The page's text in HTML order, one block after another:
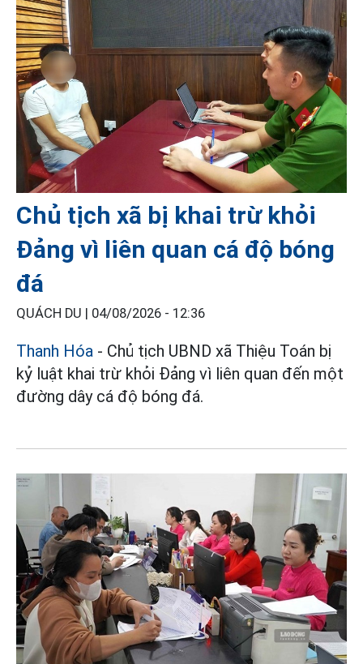
Chủ tịch xã bị khai trừ khỏi
Đảng vì liên quan cá độ bóng
đá
QUÁCH DU | 04/08/2026 - 12:36
Thanh Hóa - Chủ tịch UBND xã Thiệu Toán bị
kỷ luật khai trừ khỏi Đảng vì liên quan đến một
đường dây cá độ bóng đá.